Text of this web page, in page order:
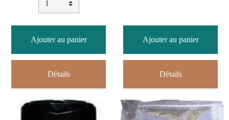
Ajouter au panier
Détails
Ajouter au panier
Détails